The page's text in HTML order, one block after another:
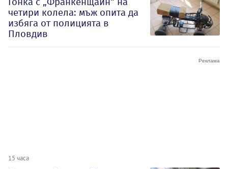
четири колела: мъж опита да
избяга от полицията в
Пловдив
15 часа